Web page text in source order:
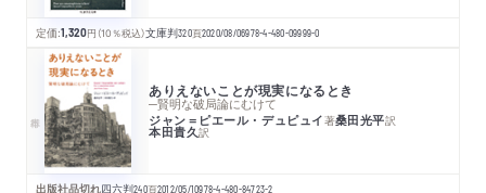
定価:1,320円 （10％税込）文庫判320頁2020/08/06978-4-480-09999-0
ありえないことが現実になるとき
─賢明な破局論にむけて
ジャン＝ピエール・デュピュイ著桑田光平訳
本田貴久訳
出版社品切れ四六判240頁2012/05/10978-4-480-84723-2